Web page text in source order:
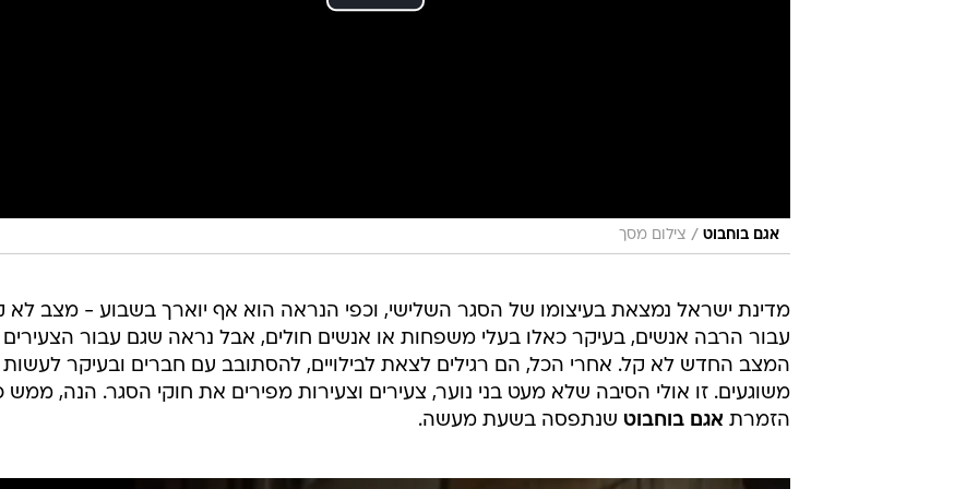
אגם בוחבוט / צילום מסך
מדינת ישראל נמצאת בעיצומו של הסגר השלישי, וכפי הנראה הוא אף יוארך בשבוע - מצב לא
עבור הרבה אנשים, בעיקר כאלו בעלי משפחות או אנשים חולים, אבל נראה שגם עבור הצעירים
המצב החדש לא קל. אחרי הכל, הם רגילים לצאת לבילויים, להסתובב עם חברים ובעיקר לעשות
משוגעים. זו אולי הסיבה שלא מעט בני נוער, צעירים וצעירות מפירים את חוקי הסגר. הנה, ממש
הזמרת אגם בוחבוט שנתפסה בשעת מעשה.